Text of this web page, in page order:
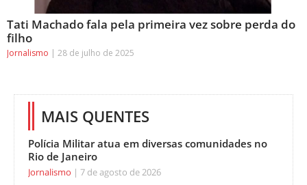
Tati Machado fala pela primeira vez sobre perda do
filho
Jornalismo 28 de julho de 2025
MAIS QUENTES
Polícia Militar atua em diversas comunidades no
Rio de Janeiro
Jornalismo 7 de agosto de 2026